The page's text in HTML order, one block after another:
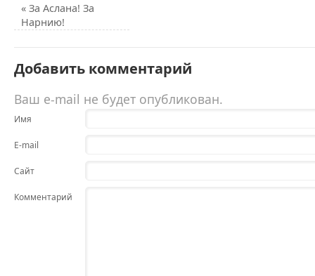
« За Аслана! За
Нарнию!
Добавить комментарий
Ваш e-mail не будет опубликован.
Имя
E-mail
Сайт
Комментарий